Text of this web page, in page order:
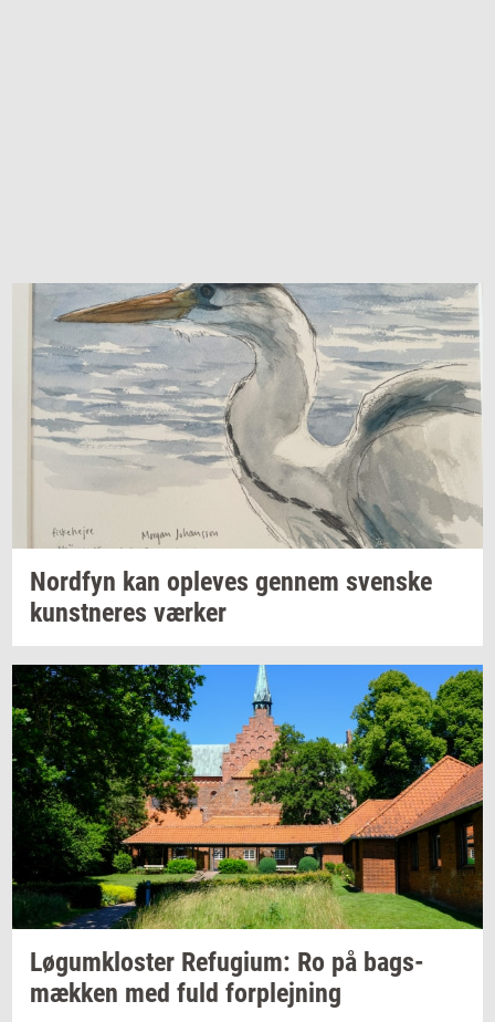
Nord­fyn kan op­le­ves gen­nem sven­ske
kunst­ne­res vær­ker
Løgum­klo­ster Re­fu­gi­um: Ro på bags­
mæk­ken med fuld for­plej­ning